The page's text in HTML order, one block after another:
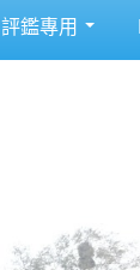
評鑑專用